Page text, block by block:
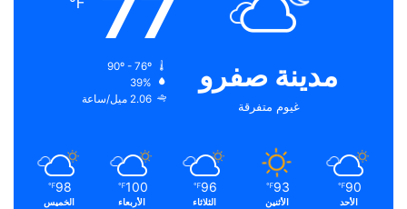
مدينة صفرو
غيوم متفرقة
39%
2.06 ميل/ساعة
90
℉
الأحد
93
℉
الأثنين
96
℉
الثلاثاء
100
℉
الأربعاء
98
℉
الخميس